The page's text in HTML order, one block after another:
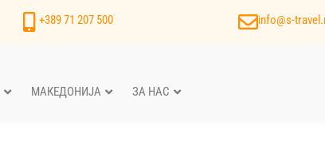
+389 71 207 500 info@s-
МАКЕДОНИЈА ЗА НАС